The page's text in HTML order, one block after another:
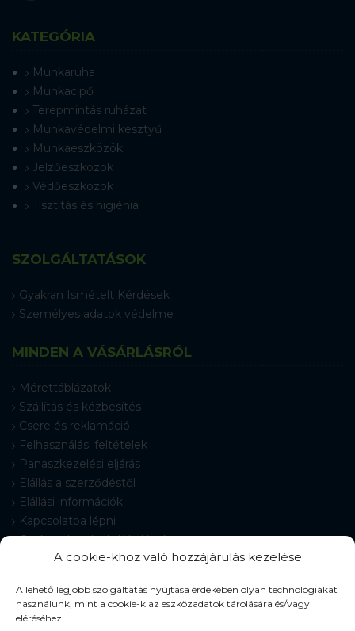
A cookie-khoz való hozzájárulás kezelése
A lehető legjobb szolgáltatás nyújtása érdekében olyan technológiákat
használunk, mint a cookie-k az eszközadatok tárolására és/vagy
eléréséhez.
KATEGÓRIA
Munkaruha
Munkacipő
Terepmintás ruházat
Munkavédelmi kesztyű
Munkaeszközök
Jelzőeszközök
Védőeszközök
Tisztítás és higiénia
SZOLGÁLTATÁSOK
Gyakran Ismételt Kérdések
Személyes adatok védelme
MINDEN A VÁSÁRLÁSRÓL
Mérettáblázatok
Szállítás és kézbesítés
Csere és reklamáció
Felhasználási feltételek
Panaszkezelési eljárás
Elállás a szerződéstől
Elállási információk
Kapcsolatba lépni
Gyakran Ismételt Kérdések
Cookie-beállítások